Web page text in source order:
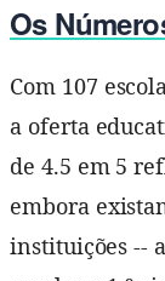
Os
Com 107
a oferta
de 4.5 em 5
embora
instituições --